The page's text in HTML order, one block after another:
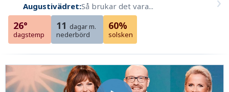
Augustivädret:Så brukar det vara...
26°
dagstemp
11 dagar m.
nederbörd
60%
solsken